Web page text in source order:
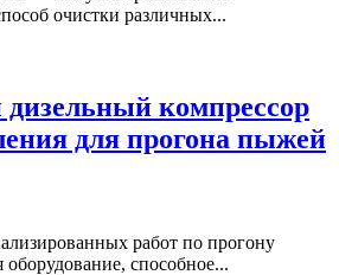
очистки различных...
компрессор
для прогона пыжей
работ по прогону
оборудование, способное...